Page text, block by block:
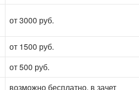
от 3000 руб.
от 1500 руб.
от 500 руб.
возможно бесплатно, в зачет